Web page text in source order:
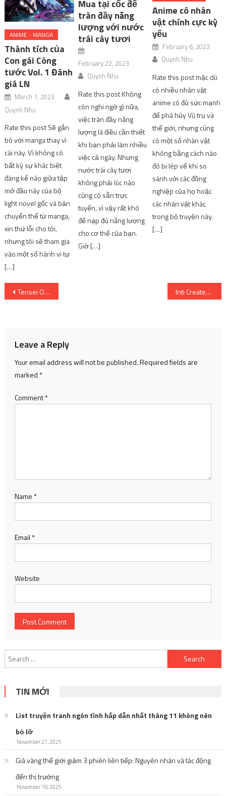
ANIME - MANGA
Thành tích của
Con gái Công
tước Vol. 1 Đánh
giá LN
March 1, 2023
Quynh Nhu
Rate this post Sẽ gắn
bó với manga thay vì
cái này. Vì không có
bất kỳ sự khác biệt
đáng kể nào giữa tập
mở đầu này của bộ
light novel gốc và bản
chuyển thể từ manga,
xin thứ lỗi cho tôi,
nhưng tôi sẽ tham gia
vào một số hành vi tự
[…]
Mua tại cốc để
tràn đầy năng
lượng với nước
trái cây tươi
February 22, 2023
Quynh Nhu
Rate this post Không
còn nghi ngờ gì nữa,
việc tràn đầy năng
lượng là điều cần thiết
khi bạn phải làm nhiều
việc cả ngày. Nhưng
nước trái cây tươi
không phải lúc nào
cũng có sẵn trực
tuyến, vì vậy rất khó
để nạp đủ năng lượng
cho cơ thể của bạn.
Giờ […]
Anime có nhân
vật chính cực kỳ
yếu
February 6, 2023
Quynh Nhu
Rate this post mặc dù
có nhiều nhân vật
anime có đủ sức mạnh
để phá hủy Vũ trụ và
thế giới, nhưng cũng
có một số nhân vật
không bằng cách nào
đó bị lép vế khi so
sánh với các đồng
nghiệp của họ hoặc
các nhân vật khác
trong bộ truyện này.
[…]
Post
Tensei Oujo to Tensai Reijou no Mahou Kakumei – Tập 10 – Thế tiến thoái lưỡng nan của Euphie về tương lai của Anis Inti Creates đổi tên Grim Guardians: Demon Purge thành Gal Guardians: Demon Purge
Leave a Reply
Your email address will not be published.Required fields are
marked *
Comment*
Name *
Email *
Website
Search
for:
TIN MỚI
List truyện tranh ngôn tình hấp dẫn nhất tháng 11 không nên
bỏ lỡ
November 27, 2025
Giá vàng thế giới giảm 3 phiên liên tiếp: Nguyên nhân và tác động
đến thị trường
November 18, 2025